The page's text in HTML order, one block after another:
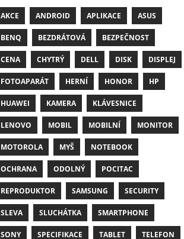
AKCE ANDROID APLIKACE ASUS
BENQ BEZDRÁTOVÁ BEZPEČNOST
CENA CHYTRÝ DELL DISK DISPLEJ
FOTOAPARÁT HERNÍ HONOR HP
HUAWEI KAMERA KLÁVESNICE
LENOVO MOBIL MOBILNÍ MONITOR
MOTOROLA MYŠ NOTEBOOK
OCHRANA ODOLNÝ POCITAC
REPRODUKTOR SAMSUNG SECURITY
SLEVA SLUCHÁTKA SMARTPHONE
SONY SPECIFIKACE TABLET TELEFON